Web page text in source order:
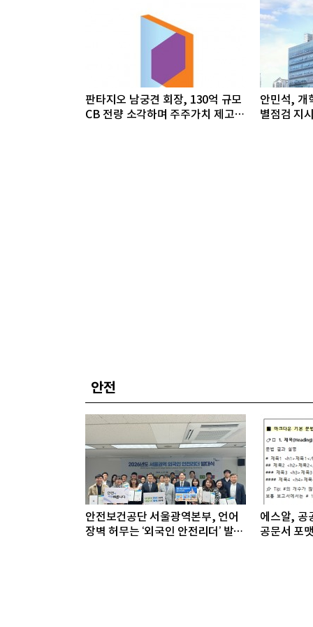
판타지오 남궁견 회장, 130억 규모
CB 전량 소각하며 주주가치 제고
안민석, 개
별점검 지
안전
안전보건공단 서울광역본부, 언어
장벽 허무는 ‘외국인 안전리더’ 발대
에스알, 공
공문서 포